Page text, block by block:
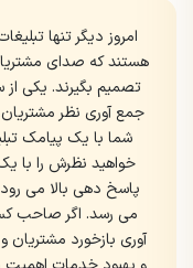
امروز دیگر تنها
هستند که صدای
تصمیم بگیرند. یکی
جمع آوری نظر
شما با یک پیامک
خواهید نظرش را با
پاسخ دهی بالا می
می رسد. اگر صاحب
آوری بازخورد